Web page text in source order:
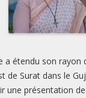
étendu son rayon
de Surat dans le
une présentation